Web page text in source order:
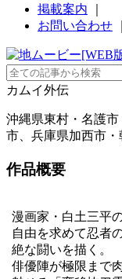
掲載案内
お問い合わせ
カムイ外伝
沖縄県東村・名護
市、兵庫県加西市・
作品概要
漫画家・白土三平
自由を求めて忍者
絶な闘いを描く。
俳優陣が極限まで